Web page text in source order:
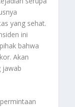
yang sehat.
ini
bahwa
Akan
jawab